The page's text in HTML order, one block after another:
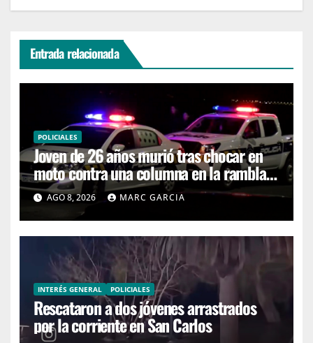
Entrada relacionada
POLICIALES
Joven de 26 años murió tras chocar en
moto contra una columna en la rambla
Mansa
AGO 8, 2026 MARC GARCIA
INTERÉS GENERAL POLICIALES
Rescataron a dos jóvenes arrastrados
por la corriente en San Carlos